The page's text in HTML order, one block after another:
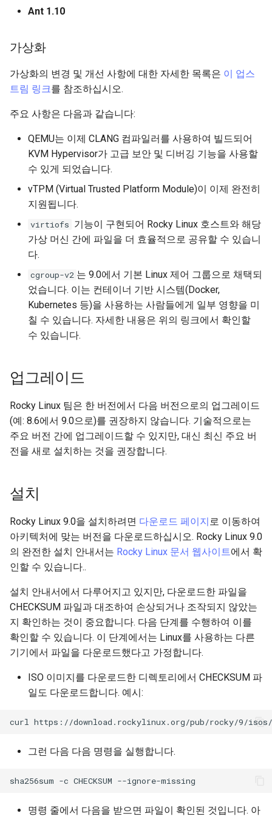
Ant 1.10
가상화
가상화의 변경 및 개선 사항에 대한 자세한 목록은 이 업스
트림 링크를 참조하십시오.
주요 사항은 다음과 같습니다:
QEMU는 이제 CLANG 컴파일러를 사용하여 빌드되어
KVM Hypervisor가 고급 보안 및 디버깅 기능을 사용할
수 있게 되었습니다.
vTPM (Virtual Trusted Platform Module)이 이제 완전히
지원됩니다.
virtiofs 기능이 구현되어 Rocky Linux 호스트와 해당
가상 머신 간에 파일을 더 효율적으로 공유할 수 있습니
다.
cgroup-v2 는 9.0에서 기본 Linux 제어 그룹으로 채택되
었습니다. 이는 컨테이너 기반 시스템(Docker,
Kubernetes 등)을 사용하는 사람들에게 일부 영향을 미
칠 수 있습니다. 자세한 내용은 위의 링크에서 확인할
수 있습니다.
업그레이드
Rocky Linux 팀은 한 버전에서 다음 버전으로의 업그레이드
(예: 8.6에서 9.0으로)를 권장하지 않습니다. 기술적으로는
주요 버전 간에 업그레이드할 수 있지만, 대신 최신 주요 버
전을 새로 설치하는 것을 권장합니다.
설치
Rocky Linux 9.0을 설치하려면 다운로드 페이지로 이동하여
아키텍처에 맞는 버전을 다운로드하십시오. Rocky Linux 9.0
의 완전한 설치 안내서는 Rocky Linux 문서 웹사이트에서 확
인할 수 있습니다..
설치 안내서에서 다루어지고 있지만, 다운로드한 파일을
CHECKSUM 파일과 대조하여 손상되거나 조작되지 않았는
지 확인하는 것이 중요합니다. 다음 단계를 수행하여 이를
확인할 수 있습니다. 이 단계에서는 Linux를 사용하는 다른
기기에서 파일을 다운로드했다고 가정합니다.
ISO 이미지를 다운로드한 디렉토리에서 CHECKSUM 파
일도 다운로드합니다. 예시:
그런 다음 다음 명령을 실행합니다.
명령 줄에서 다음을 받으면 파일이 확인된 것입니다. 아